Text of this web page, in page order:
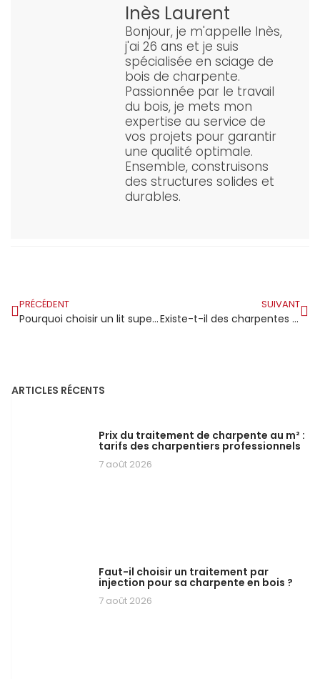
Inès Laurent
Bonjour, je m'appelle Inès,
j'ai 26 ans et je suis
spécialisée en sciage de
bois de charpente.
Passionnée par le travail
du bois, je mets mon
expertise au service de
vos projets pour garantir
une qualité optimale.
Ensemble, construisons
des structures solides et
durables.
PRÉCÉDENT
Pourquoi choisir un lit superposé en bois massif pour vos enfants ?
SUIVANT
Existe-t-il des charpentes solides sans aucune pièce métallique ?
ARTICLES RÉCENTS
Prix du traitement de charpente au m² :
tarifs des charpentiers professionnels
7 août 2026
Faut-il choisir un traitement par
injection pour sa charpente en bois ?
7 août 2026